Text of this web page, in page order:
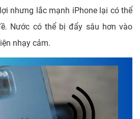
nhưng lắc mạnh iPhone lại có thể
Nước có thể bị đẩy sâu hơn vào
nhạy cảm.